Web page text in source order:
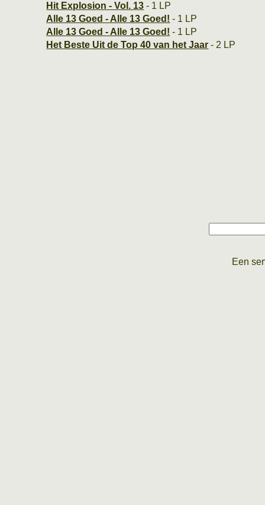
Hit Explosion - Vol. 13 - 1 LP
Alle 13 Goed - Alle 13 Goed! - 1 LP
Alle 13 Goed - Alle 13 Goed! - 1 LP
Het Beste Uit de Top 40 van het Jaar - 2 LP
Een